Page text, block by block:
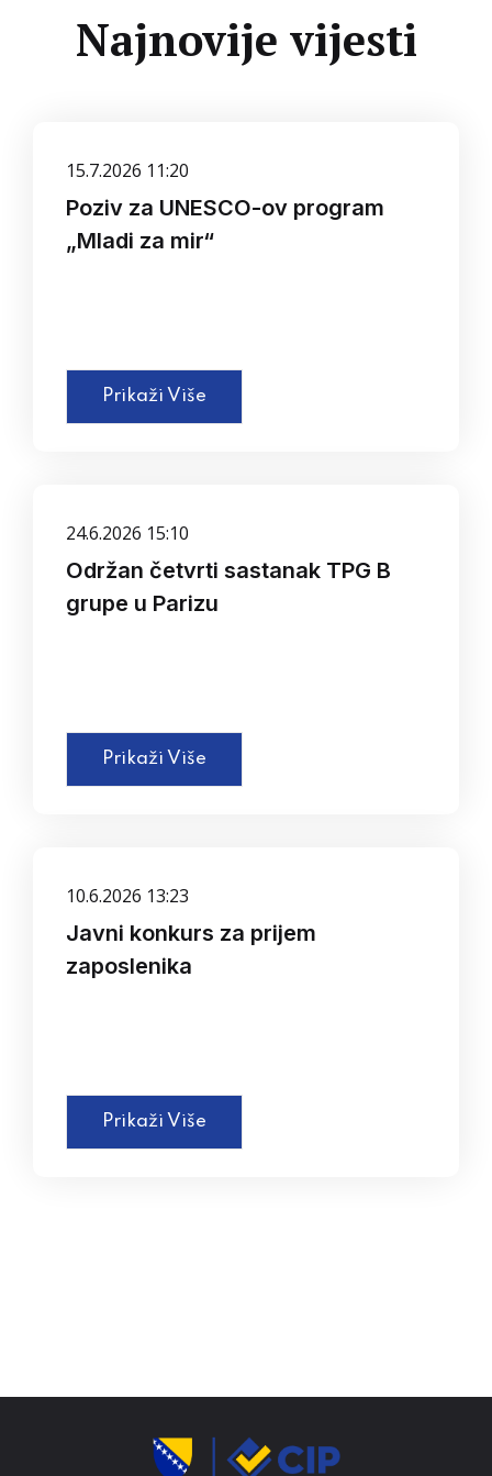
Najnovije vijesti
15.7.2026 11:20
Poziv za UNESCO-ov program
„Mladi za mir“
Prikaži Više
24.6.2026 15:10
Održan četvrti sastanak TPG B
grupe u Parizu
Prikaži Više
10.6.2026 13:23
Javni konkurs za prijem
zaposlenika
Prikaži Više